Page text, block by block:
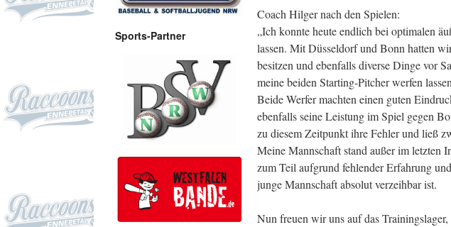
Coach Hilger nach den Spielen:
„Ich konnte heute endlich bei optimalen
lassen. Mit Düsseldorf und Bonn hatten
besitzen und ebenfalls diverse Dinge vor
meine beiden Starting-Pitcher werfen
Beide Werfer machten einen guten
ebenfalls seine Leistung im Spiel gegen
zu diesem Zeitpunkt ihre Fehler und ließ
Meine Mannschaft stand außer im letzten
zum Teil aufgrund fehlender Erfahrung
junge Mannschaft absolut verzeihbar ist.
Nun freuen wir uns auf das
Sports-Partner